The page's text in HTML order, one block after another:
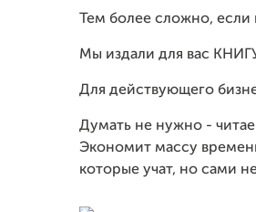
Тем более сложно, если
Мы издали для вас
Для действующего
Думать не нужно -
Экономит массу
которые учат, но сами